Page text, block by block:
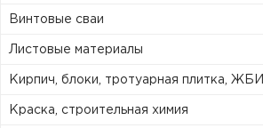
Винтовые сваи
Листовые материалы
Кирпич, блоки, тротуарная плитка, ЖБИ
Краска, строительная химия